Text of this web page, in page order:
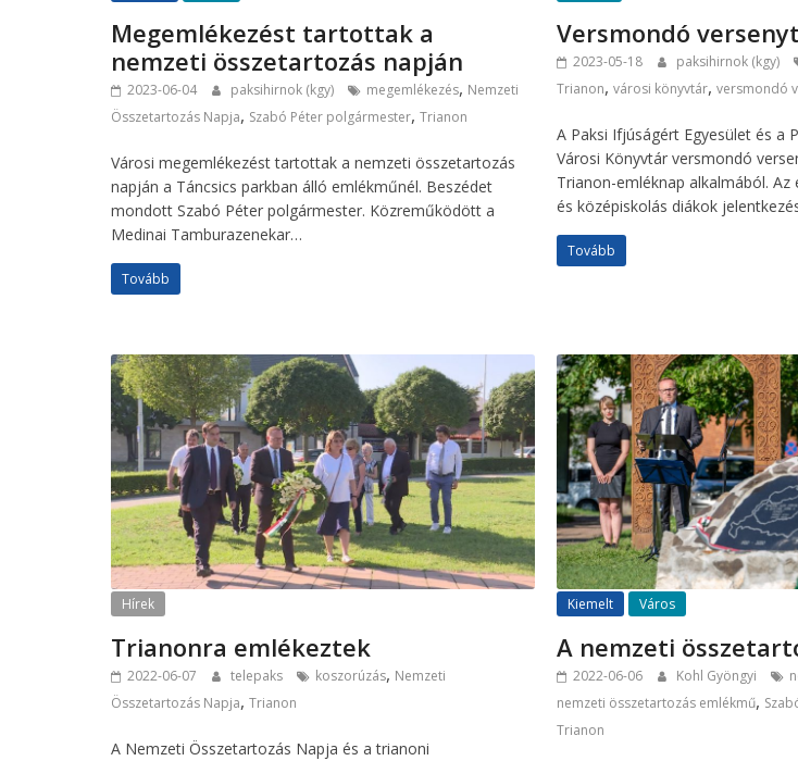
Megemlékezést tartottak a
nemzeti összetartozás napján
2023-06-04 paksihirnok (kgy) megemlékezés, Nemzeti
Összetartozás Napja, Szabó Péter polgármester, Trianon
Városi megemlékezést tartottak a nemzeti összetartozás
napján a Táncsics parkban álló emlékműnél. Beszédet
mondott Szabó Péter polgármester. Közreműködött a
Medinai Tamburazenekar…
Tovább
Versmondó
2023-05-18 paksihirnok (kgy)
Trianon,városi könyvtár,versmondó
A Paksi Ifjúságért Egyesület és a
Városi Könyvtár versmondó
Trianon-emléknap alkalmából.
és középiskolás diákok
Tovább
Hírek
Trianonra emlékeztek
2022-06-07 telepaks koszorúzás, Nemzeti
Összetartozás Napja, Trianon
A Nemzeti Összetartozás Napja és a trianoni
Kiemelt Város
A nemzeti
2022-06-06 Kohl Gyöngyi
nemzeti összetartozás emlékmű,
Trianon